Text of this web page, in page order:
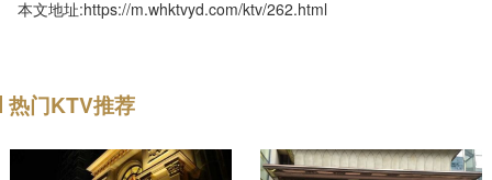
本文地址:https://m.whktvyd.com/ktv/262.html
热门KTV推荐